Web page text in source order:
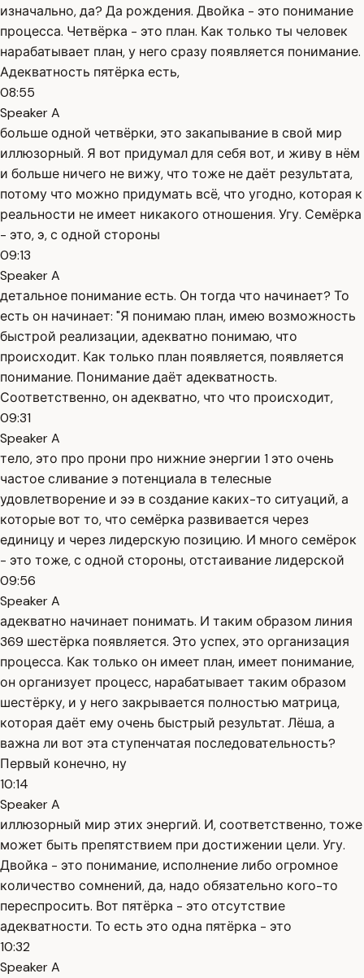
изначально, да? Да рождения. Двойка - это понимание
процесса. Четвёрка - это план. Как только ты человек
нарабатывает план, у него сразу появляется понимание.
Адекватность пятёрка есть,
08:55
Speaker A
больше одной четвёрки, это закапывание в свой мир
иллюзорный. Я вот придумал для себя вот, и живу в нём
и больше ничего не вижу, что тоже не даёт результата,
потому что можно придумать всё, что угодно, которая к
реальности не имеет никакого отношения. Угу. Семёрка
- это, э, с одной стороны
09:13
Speaker A
детальное понимание есть. Он тогда что начинает? То
есть он начинает: "Я понимаю план, имею возможность
быстрой реализации, адекватно понимаю, что
происходит. Как только план появляется, появляется
понимание. Понимание даёт адекватность.
Соответственно, он адекватно, что что происходит,
09:31
Speaker A
тело, это про прони про нижние энергии 1 это очень
частое сливание э потенциала в телесные
удовлетворение и ээ в создание каких-то ситуаций, а
которые вот то, что семёрка развивается через
единицу и через лидерскую позицию. И много семёрок
- это тоже, с одной стороны, отстаивание лидерской
09:56
Speaker A
адекватно начинает понимать. И таким образом линия
369 шестёрка появляется. Это успех, это организация
процесса. Как только он имеет план, имеет понимание,
он организует процесс, нарабатывает таким образом
шестёрку, и у него закрывается полностью матрица,
которая даёт ему очень быстрый результат. Лёша, а
важна ли вот эта ступенчатая последовательность?
Первый конечно, ну
10:14
Speaker A
иллюзорный мир этих энергий. И, соответственно, тоже
может быть препятствием при достижении цели. Угу.
Двойка - это понимание, исполнение либо огромное
количество сомнений, да, надо обязательно кого-то
переспросить. Вот пятёрка - это отсутствие
адекватности. То есть это одна пятёрка - это
10:32
Speaker A